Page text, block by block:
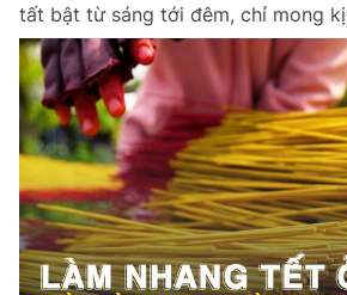
tất bật từ sáng tới đêm, chỉ mong